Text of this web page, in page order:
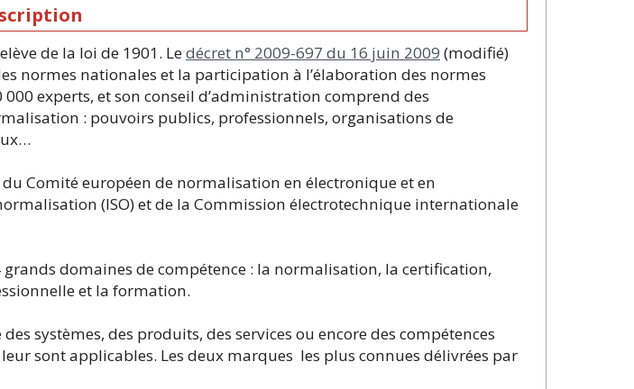
de la loi de 1901. Ledécret n° 2009-697 du 16 juin 2009 (modifié)
normes nationales et la participation à l’élaboration des normes
experts, et son conseil d’administration comprend des
: pouvoirs publics, professionnels, organisations de
Comité européen de normalisation en électronique et en
(ISO) et de la Commission électrotechnique internationale
domaines de compétence : la normalisation, la certification,
et la formation.
systèmes, des produits, des services ou encore des compétences
sont applicables. Les deux marques les plus connues délivrées par